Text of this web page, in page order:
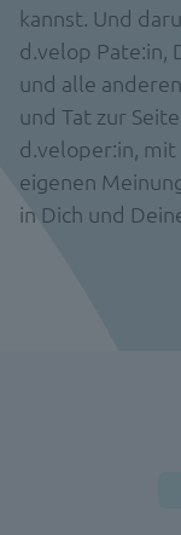
kannst. Und
d.velop Pate:in,
und alle
und Tat zur
d.veloper:in, mit
eigenen
in Dich und